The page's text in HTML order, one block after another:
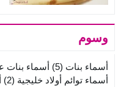
وسوم
أسماء بنات (5) أسماء بنات
أسماء توائم أولاد خليجية (2)